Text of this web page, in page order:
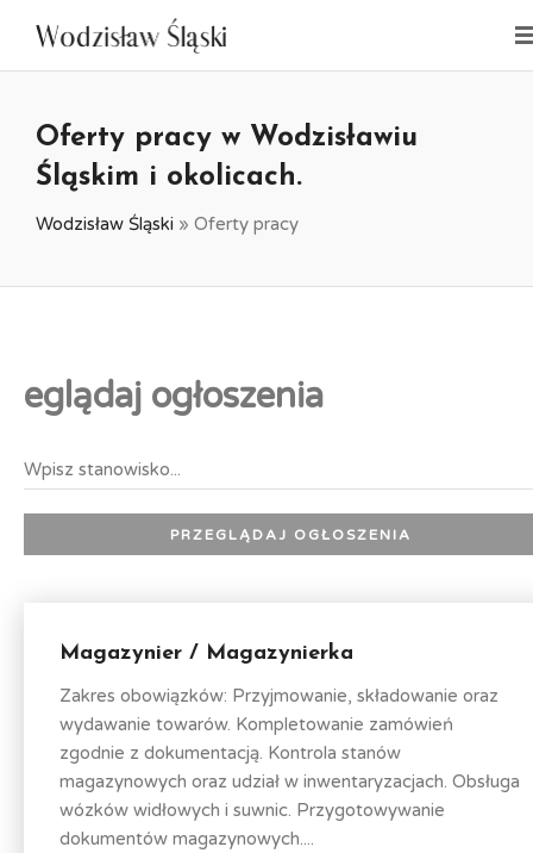
Oferty pracy w Wodzisławiu
Śląskim i okolicach.
Wodzisław Śląski » Oferty pracy
eglądaj ogłoszenia
Magazynier / Magazynierka
Zakres obowiązków: Przyjmowanie, składowanie oraz
wydawanie towarów. Kompletowanie zamówień
zgodnie z dokumentacją. Kontrola stanów
magazynowych oraz udział w inwentaryzacjach. Obsługa
wózków widłowych i suwnic. Przygotowywanie
dokumentów magazynowych....